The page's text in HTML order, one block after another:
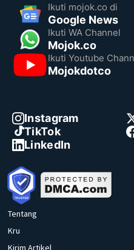
Ikuti mojok.co di
Google News
Ikuti WA Channel
Mojok.co
Ikuti Youtube
Mojokdotco
Instagram
TikTok
LinkedIn
Tentang
Kru
Kirim Artikel